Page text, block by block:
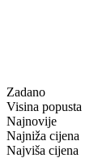
Zadano
Visina popusta
Najnovije
Najniža cijena
Najviša cijena